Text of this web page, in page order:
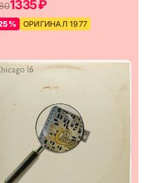
1335 ₽
ОРИГИНАЛ 1977